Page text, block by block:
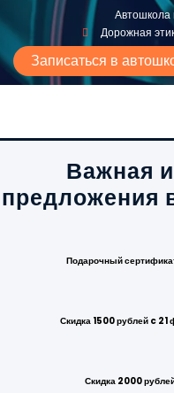
Автошкола
Дорожная
Записаться в
Важная
предложения
Подарочный
Скидка 1500 рублей c 21
Скидка 2000